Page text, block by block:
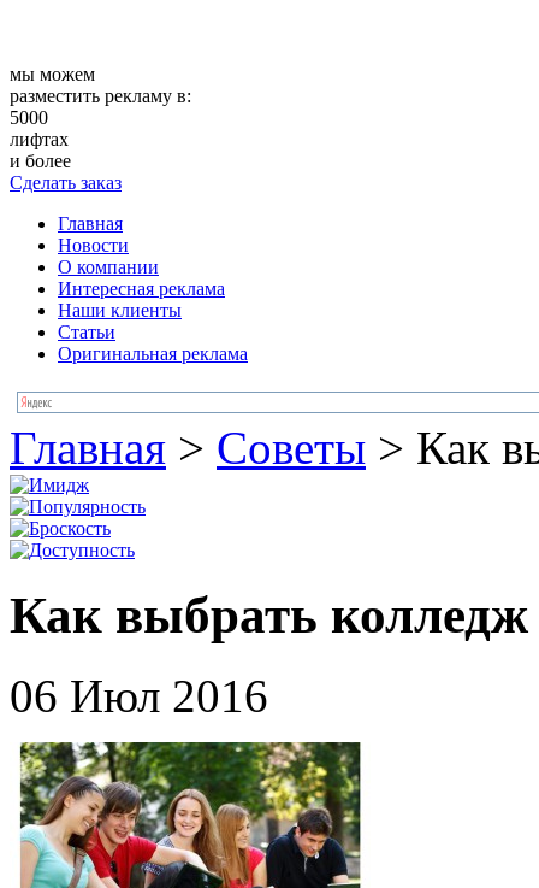
мы можем
разместить рекламу в:
5000
лифтах
и более
Сделать заказ
Главная
Новости
О компании
Интересная реклама
Наши клиенты
Статьи
Оригинальная реклама
Главная > Советы > Как
Как выбрать колледж
06 Июл 2016